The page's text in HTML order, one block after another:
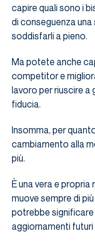
capire quali sono i
di conseguenza
soddisfarli a pieno.
Ma potete anche
competitor e
lavoro per riuscire a
fiducia.
Insomma, per
cambiamento alla
più.
È una vera e
muove sempre di
potrebbe
aggiornamenti